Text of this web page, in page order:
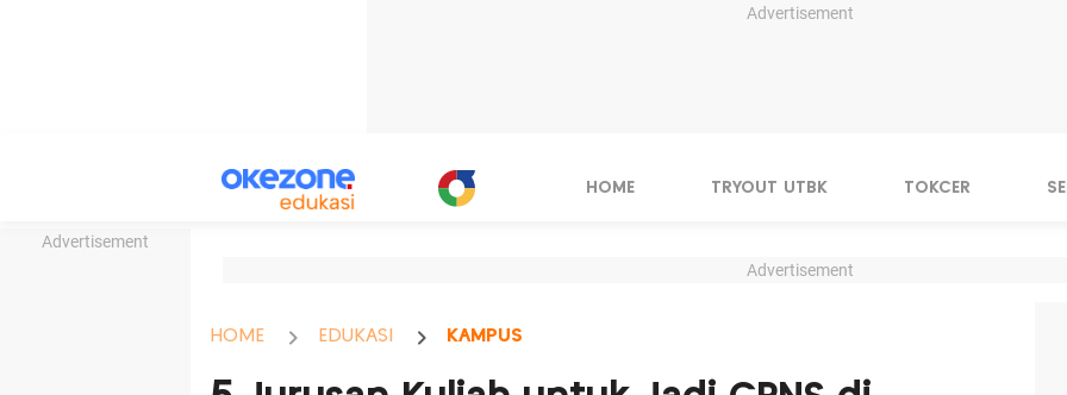
Advertisement
Advertisement
HOME TRYOUT UTBK TOKCER
Advertisement
HOME EDUKASI KAMPUS